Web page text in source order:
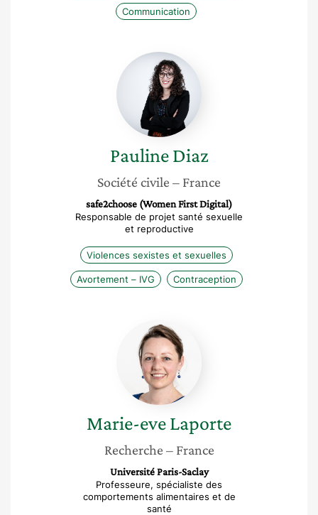
Communication
Pauline
Diaz
Pauline Diaz
Société civile – France
safe2choose (Women First Digital)
Responsable de projet santé sexuelle
et reproductive
Violences sexistes et sexuelles
Avortement – IVG Contraception
Marie-
eve
Laporte
Marie-eveLaporte
Recherche – France
Université Paris-Saclay
Professeure, spécialiste des
comportements alimentaires et de
santé